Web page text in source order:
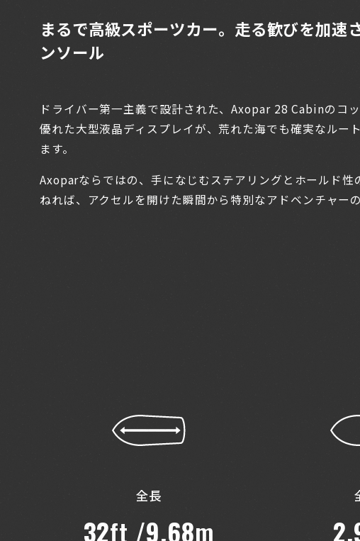
まるで高級スポーツカー。走る歓びを加速
ンソール
ドライバー第一主義で設計された、Axopar 28 Cabinのコ
優れた大型液晶ディスプレイが、荒れた海でも確実なルー
ます。
Axoparならではの、手になじむステアリングとホールド性
ねれば、アクセルを開けた瞬間から特別なアドベンチャーの
全長
32ft /9.68m